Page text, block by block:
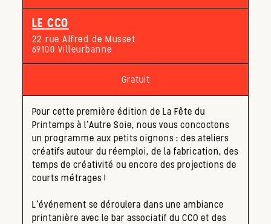
LE CCO
22 rue Alfred de Musset
69100 Villeurbanne
Gratuit
Pour cette première édition de La Fête du
Printemps à l’Autre Soie, nous vous concoctons
un programme aux petits oignons : des ateliers
créatifs autour du réemploi, de la fabrication, des
temps de créativité ou encore des projections de
courts métrages !
L’événement se déroulera dans une ambiance
printanière avec le bar associatif du CCO et des